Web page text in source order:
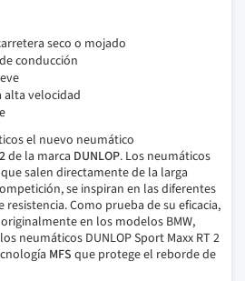
seco o mojado
conducción
alta velocidad
el nuevo neumático
de la marca DUNLOP. Los neumáticos
que salen directamente de la larga
se inspiran en las diferentes
resistencia.Como prueba de su eficacia,
en los modelos BMW,
neumáticos DUNLOP Sport Maxx RT 2
MFS que protege el reborde de